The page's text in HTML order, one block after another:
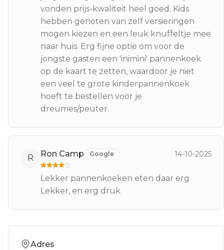
vonden prijs-kwaliteit heel goed. Kids
hebben genoten van zelf versieringen
mogen kiezen en een leuk knuffeltje mee
naar huis. Erg fijne optie om voor de
jongste gasten een 'inimini' pannenkoek
op de kaart te zetten, waardoor je niet
een veel te grote kinderpannenkoek
hoeft te bestellen voor je
dreumes/peuter.
R Ron Camp Google 14-10-2025
Lekker pannenkoeken eten daar erg
Lekker, en erg druk
Adres